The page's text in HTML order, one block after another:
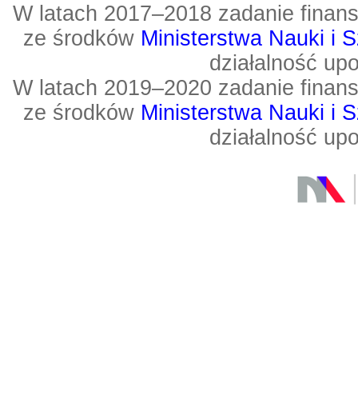
W latach 2017–2018 zadanie
ze środków Ministerstwa Nauki i
działalność
W latach 2019–2020 zadanie
ze środków Ministerstwa Nauki i
działalność